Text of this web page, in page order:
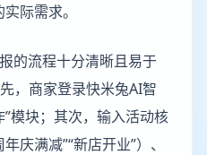
际需求。
的流程十分清晰且易于
，商家登录快米兔AI智
模块；其次，输入活动核
庆满减”“新店开业”）、